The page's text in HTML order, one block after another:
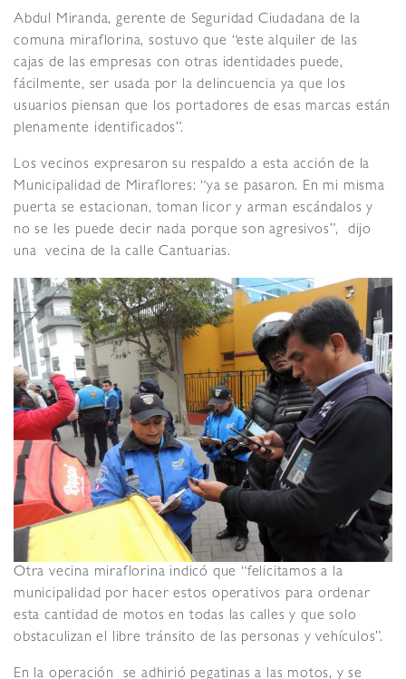
Abdul Miranda, gerente de Seguridad Ciudadana de la
comuna miraflorina, sostuvo que “este alquiler de las
cajas de las empresas con otras identidades puede,
fácilmente, ser usada por la delincuencia ya que los
usuarios piensan que los portadores de esas marcas están
plenamente identificados”.
Los vecinos expresaron su respaldo a esta acción de la
Municipalidad de Miraflores: “ya se pasaron. En mi misma
puerta se estacionan, toman licor y arman escándalos y
no se les puede decir nada porque son agresivos”, dijo
una vecina de la calle Cantuarias.
Otra vecina miraflorina indicó que “felicitamos a la
municipalidad por hacer estos operativos para ordenar
esta cantidad de motos en todas las calles y que solo
obstaculizan el libre tránsito de las personas y vehículos”.
En la operación se adhirió pegatinas a las motos, y se